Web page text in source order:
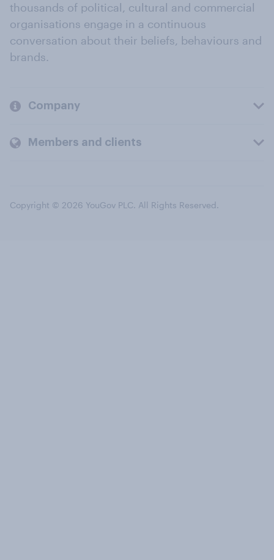
thousands of political, cultural and commercial
organisations engage in a continuous
conversation about their beliefs, behaviours and
brands.
Company
Members and clients
Copyright © 2026 YouGov PLC. All Rights Reserved.